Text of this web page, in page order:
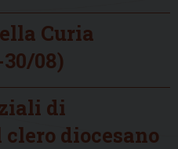
Curia
08)
di
diocesano